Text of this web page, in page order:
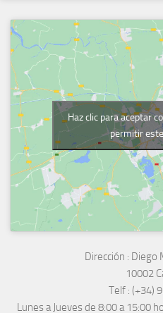
Haz clic para aceptar
permitir
Dirección : Diego
10002
Telf : (+34)
Lunes a Jueves de 8:00 a 15:00